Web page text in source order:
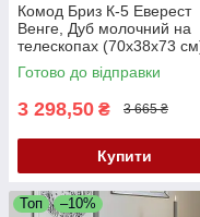
Комод Бриз К-5 Еверест
Венге, Дуб молочний на
телескопах (70х38х73
Готово до відправки
3 298,50 ₴ 3 665 ₴
Купити
Топ –10%